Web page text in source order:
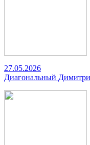
27.05.2026
Диагональный